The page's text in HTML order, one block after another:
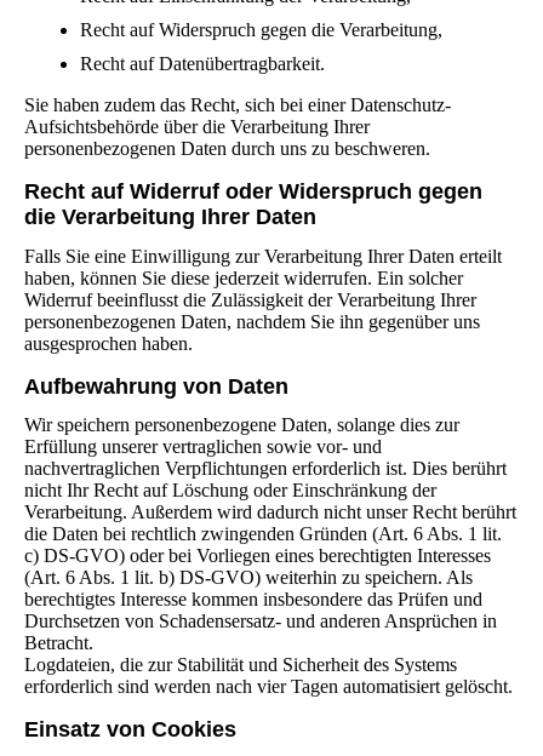
Recht auf Widerspruch gegen die Verarbeitung,
Recht auf Datenübertragbarkeit.
Sie haben zudem das Recht, sich bei einer Datenschutz-
Aufsichtsbehörde über die Verarbeitung Ihrer
personenbezogenen Daten durch uns zu beschweren.
Recht auf Widerruf oder Widerspruch gegen
die Verarbeitung Ihrer Daten
Falls Sie eine Einwilligung zur Verarbeitung Ihrer Daten erteilt
haben, können Sie diese jederzeit widerrufen. Ein solcher
Widerruf beeinflusst die Zulässigkeit der Verarbeitung Ihrer
personenbezogenen Daten, nachdem Sie ihn gegenüber uns
ausgesprochen haben.
Aufbewahrung von Daten
Wir speichern personenbezogene Daten, solange dies zur
Erfüllung unserer vertraglichen sowie vor- und
nachvertraglichen Verpflichtungen erforderlich ist. Dies berührt
nicht Ihr Recht auf Löschung oder Einschränkung der
Verarbeitung. Außerdem wird dadurch nicht unser Recht berührt
die Daten bei rechtlich zwingenden Gründen (Art. 6 Abs. 1 lit.
c) DS-GVO) oder bei Vorliegen eines berechtigten Interesses
(Art. 6 Abs. 1 lit. b) DS-GVO) weiterhin zu speichern. Als
berechtigtes Interesse kommen insbesondere das Prüfen und
Durchsetzen von Schadensersatz- und anderen Ansprüchen in
Betracht.
Logdateien, die zur Stabilität und Sicherheit des Systems
erforderlich sind werden nach vier Tagen automatisiert gelöscht.
Einsatz von Cookies